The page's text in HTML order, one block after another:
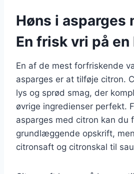
Høns i asparges
En frisk vri på
En af de mest forfriskende
asparges er at tilføje citron.
lys og sprød smag, der
øvrige ingredienser perfekt.
asparges med citron kan du
grundlæggende opskrift,
citronsaft og citronskal til